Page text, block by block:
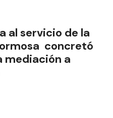
al servicio de la
concretó
mediación a